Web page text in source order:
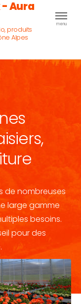
Aura
produits
Alpes
menu
de nombreuses
large gamme
besoins.
pour des